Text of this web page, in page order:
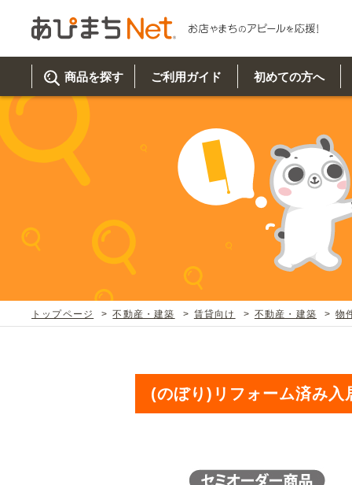
商品を探す
駐車場
美
イベ
カル
ご利用ガイド
ご利
取り
既製
オリ
初めての方へ
初め
商品
お客
よく
トップページ 不動産・建築 賃貸向け 不動産・建築 物
(のぼり)リフォーム済み入